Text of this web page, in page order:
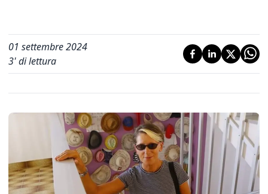
01 settembre 2024
3' di lettura